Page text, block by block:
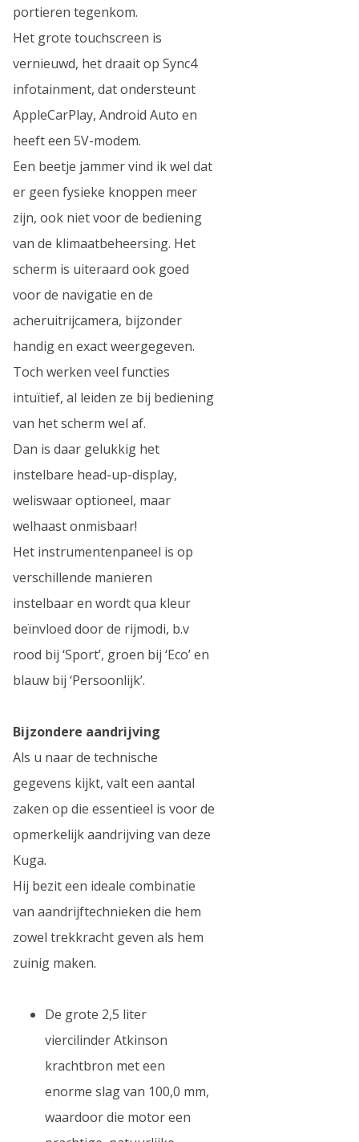
portieren tegenkom.
Het grote touchscreen is
vernieuwd, het draait op Sync4
infotainment, dat ondersteunt
AppleCarPlay, Android Auto en
heeft een 5V-modem.
Een beetje jammer vind ik wel dat
er geen fysieke knoppen meer
zijn, ook niet voor de bediening
van de klimaatbeheersing. Het
scherm is uiteraard ook goed
voor de navigatie en de
acheruitrijcamera, bijzonder
handig en exact weergegeven.
Toch werken veel functies
intuïtief, al leiden ze bij bediening
van het scherm wel af.
Dan is daar gelukkig het
instelbare head-up-display,
weliswaar optioneel, maar
welhaast onmisbaar!
Het instrumentenpaneel is op
verschillende manieren
instelbaar en wordt qua kleur
beïnvloed door de rijmodi, b.v
rood bij ‘Sport’, groen bij ‘Eco’ en
blauw bij ‘Persoonlijk’.
Bijzondere aandrijving
Als u naar de technische
gegevens kijkt, valt een aantal
zaken op die essentieel is voor de
opmerkelijk aandrijving van deze
Kuga.
Hij bezit een ideale combinatie
van aandrijftechnieken die hem
zowel trekkracht geven als hem
zuinig maken.
De grote 2,5 liter
viercilinder Atkinson
krachtbron met een
enorme slag van 100,0 mm,
waardoor die motor een